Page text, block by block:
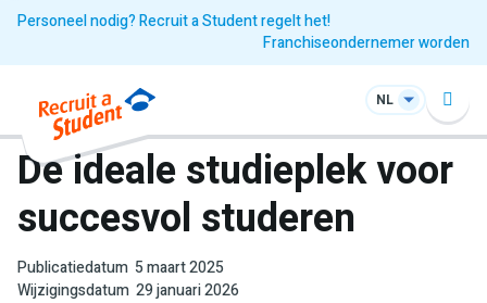
Personeel nodig? Recruit a Student regelt het!
Franchiseondernemer worden
NL
De ideale studieplek voor
succesvol studeren
Publicatiedatum 5 maart 2025
Wijzigingsdatum 29 januari 2026